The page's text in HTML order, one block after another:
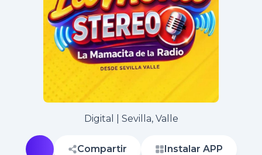
Digital | Sevilla, Valle
Compartir Instalar APP